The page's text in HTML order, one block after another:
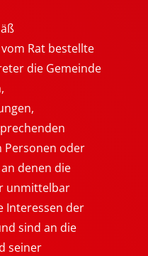
Rat bestellte
die Gemeinde
Personen oder
denen die
unmittelbar
Interessen der
sind an die
seiner